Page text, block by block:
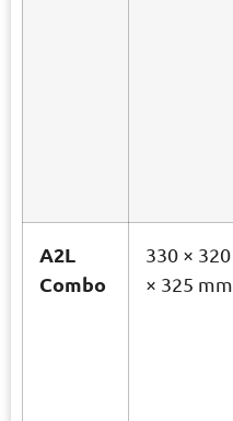
A2L
Combo
330 × 320
× 325 mm